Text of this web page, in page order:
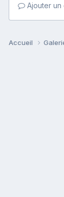
Ajouter un
Accueil